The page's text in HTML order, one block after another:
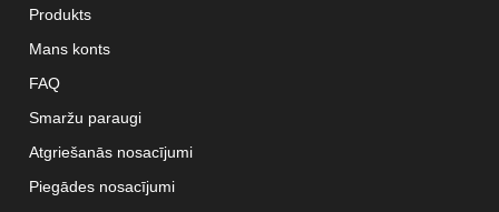
Produkts
Mans konts
FAQ
Smaržu paraugi
Atgriešanās nosacījumi
Piegādes nosacījumi